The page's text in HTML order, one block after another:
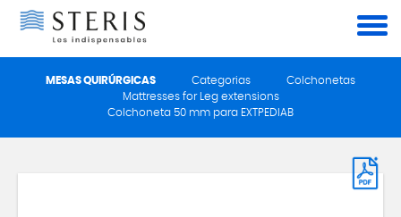
MESAS QUIRÚRGICAS Categorias
Colchonetas
Mattresses for Leg extensions
Colchoneta 50 mm para EXTPEDIAB
Panel de gestión de cookies